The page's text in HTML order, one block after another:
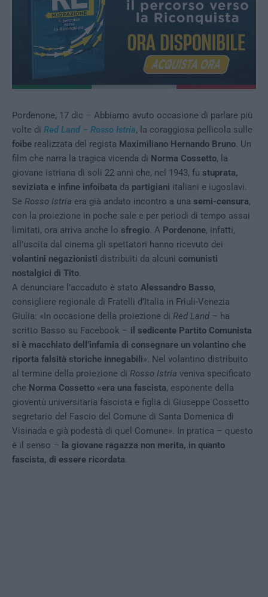
Pordenone, 17 dic – Abbiamo avuto occasione di parlare più
volte di Red Land – Rosso Istria, la coraggiosa pellicola sulle
foibe realizzata del regista Maximiliano Hernando Bruno. Un
film che narra la tragica vicenda di Norma Cossetto, la
giovane istriana di soli 22 anni che, nel 1943, fu stuprata,
seviziata e infine infoibata da partigiani italiani e iugoslavi.
Se Rosso Istria era già andato incontro a una semi-censura,
con la proiezione in poche sale e per periodi di tempo assai
limitati, ora arriva anche lo sfregio. A Pordenone, infatti,
all’uscita dal cinema gli spettatori hanno ricevuto dei
volantini negazionisti distribuiti da alcuni comunisti
nostalgici di Tito.
A denunciare l’accaduto è stato Alessandro Basso,
consigliere regionale di Fratelli d’Italia in Friuli-Venezia
Giulia: «In occasione della proiezione di Red Land – ha
scritto Basso su Facebook – il sedicente Partito Comunista
si è macchiato dell’infamia di consegnare un volantino che
riporta falsità storiche innegabili». Nel volantino distribuito
al termine della proiezione di Rosso Istria veniva specificato
che Norma Cossetto «era una fascista, esponente della
gioventù universitaria fascista e figlia di Giuseppe Cossetto
segretario del Fascio del Comune di Santa Domenica di
Visinada e già podestà di quel Comune». In pratica – questo
è il senso – la giovane ragazza non merita, in quanto
fascista, di essere ricordata.